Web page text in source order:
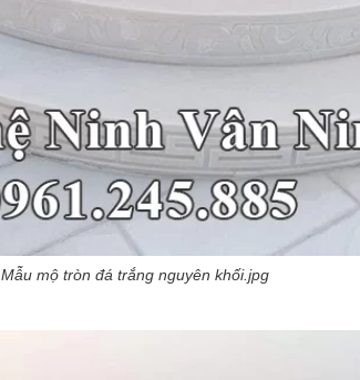
Mẫu mộ tròn đá trắng nguyên khối.jpg